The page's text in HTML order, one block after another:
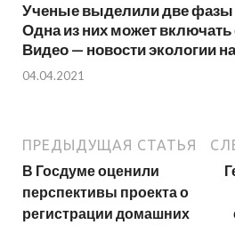
Ученые выделили две фазы
Одна из них может
Видео — новости экологии
04.04.2021
ПРЕДЫДУЩАЯ СТАТЬЯ
В Госдуме оценили
перспективы проекта о
регистрации домашних